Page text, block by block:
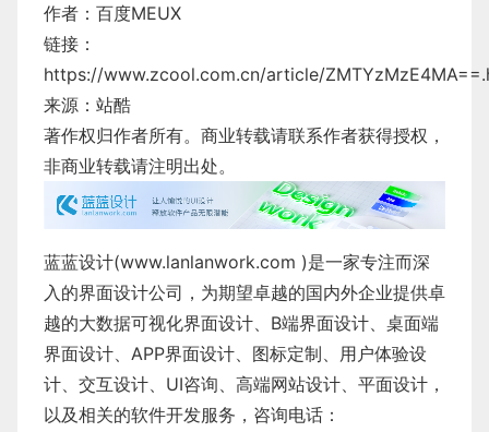
作者：百度MEUX
链接：
https://www.zcool.com.cn/article/
来源：站酷
著作权归作者所有。商业转载请联系作者获得授权，
非商业转载请注明出处。
蓝蓝设计(www.lanlanwork.com )是一家专注而深
入的界面设计公司，为期望卓越的国内外企业提供卓
越的大数据可视化界面设计 B端界面设计
桌面端
界面设计
APP界面设计 图标定制
用户体验设
计
交互设计 UI咨询 高端网站设计 平面设计 ，
以及相关的软件开发服务，咨询电话：